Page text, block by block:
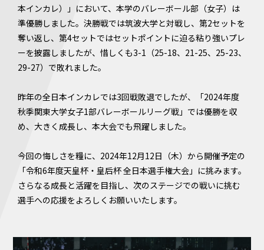
本インカレ）」において、本学のバレーボール部（女子）は
準優勝しました。決勝戦では筑波大学と対戦し、第2セットを
奪い返し、第4セットではセットポイントに迫る粘り強いプレ
ーを披露しましたが、惜しくも3-1（25-18、21-25、25-23、
29-27）で敗れました。
昨年の全日本インカレでは3回戦敗退でしたが、「2024年度
秋季関東大学女子1部バレーボールリーグ戦」では優勝を収
め、大きく成長し、本大会でも飛躍しました。
今回の悔しさを糧に、2024年12月12日（木）から開催予定の
「令和6年度天皇杯・皇后杯 全日本選手権大会」に挑みます。
さらなる成長と活躍を目指し、次のステージでの戦いに挑む
選手への応援をよろしくお願いいたします。